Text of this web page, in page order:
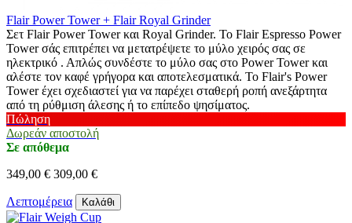
Flair Power Tower + Flair Royal Grinder
Σετ Flair Power Tower και Royal Grinder. Το Flair Espresso Power
Tower σάς επιτρέπει να μετατρέψετε το μύλο χειρός σας σε
ηλεκτρικό . Απλώς συνδέστε το μύλο σας στο Power Tower και
αλέστε τον καφέ γρήγορα και αποτελεσματικά. Το Flair's Power
Tower έχει σχεδιαστεί για να παρέχει σταθερή ροπή ανεξάρτητα
από τη ρύθμιση άλεσης ή το επίπεδο ψησίματος.
Πώληση
Δωρεάν αποστολή
Σε απόθεμα
349,00 € 309,00 €
Λεπτομέρεια Καλάθι